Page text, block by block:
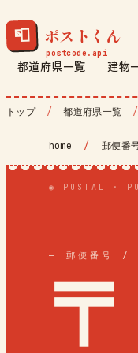
📮 ポストくん
都道府県一覧 建物
トップ 都道府県一覧
home / 郵便番
◉ POSTAL ·
— 郵便番号 /